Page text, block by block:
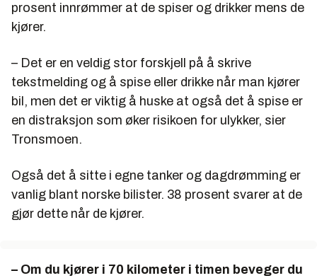
prosent innrømmer at de spiser og drikker mens de
kjører.
– Det er en veldig stor forskjell på å skrive
tekstmelding og å spise eller drikke når man kjører
bil, men det er viktig å huske at også det å spise er
en distraksjon som øker risikoen for ulykker, sier
Tronsmoen.
Også det å sitte i egne tanker og dagdrømming er
vanlig blant norske bilister. 38 prosent svarer at de
gjør dette når de kjører.
– Om du kjører i 70 kilometer i timen beveger du